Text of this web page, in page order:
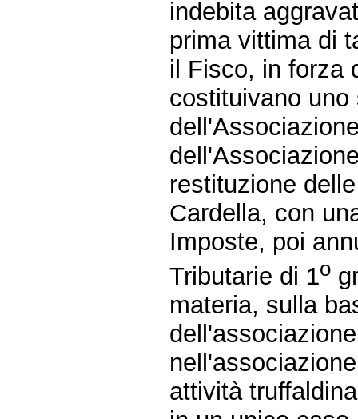
indebita
prima vittima di
il Fisco, in forza
costituivano
restituzione
Cardella, con
Imposte, poi
Tributarie di 1o
materia, sulla
attività